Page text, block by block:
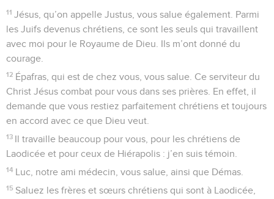
11 Jésus, qu’on appelle Justus, vous salue également. Parmi
les Juifs devenus chrétiens, ce sont les seuls qui travaillent
avec moi pour le Royaume de Dieu. Ils m’ont donné du
courage.
12 Épafras, qui est de chez vous, vous salue. Ce serviteur du
Christ Jésus combat pour vous dans ses prières. En effet, il
demande que vous restiez parfaitement chrétiens et toujours
en accord avec ce que Dieu veut.
13 Il travaille beaucoup pour vous, pour les chrétiens de
Laodicée et pour ceux de Hiérapolis : j’en suis témoin.
14 Luc, notre ami médecin, vous salue, ainsi que Démas.
15 Saluez les frères et sœurs chrétiens qui sont à Laodicée,